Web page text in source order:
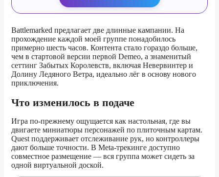
Battlemarked предлагает две длинные кампании. На
прохождение каждой моей группе понадобилось
примерно шесть часов. Контента стало гораздо больше,
чем в стартовой версии первой Demeo, а знаменитый
сеттинг Забытых Королевств, включая Невервинтер и
Долину Ледяного Ветра, идеально лёг в основу нового
приключения.
Что изменилось в подаче
Игра по-прежнему ощущается как настольная, где вы
двигаете миниатюры персонажей по плиточным картам.
Quest поддерживает отслеживание рук, но контроллеры
дают больше точности. В Meta-трекинге доступно
совместное размещение — вся группа может сидеть за
одной виртуальной доской.